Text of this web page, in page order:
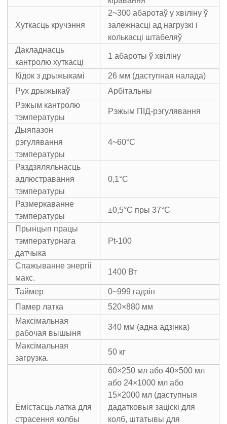
Хуткасць кручэння
2~300 абаротаў у хвіліну ў
залежнасці ад нагрузкі і
колькасці штабеляў
Дакладнасць
кантролю хуткасці
1 абароты ў хвіліну
Кідок з дрыжыкамі
26 мм (даступная налада)
Рух дрыжыкаў
Арбітальны
Рэжым кантролю
тэмпературы
Рэжым ПІД-рэгулявання
Дыяпазон
рэгулявання
тэмпературы
4~60°C
Раздзяляльнасць
адлюстравання
тэмпературы
0,1°C
Размеркаванне
тэмпературы
±0,5°C пры 37°C
Прынцып працы
тэмпературнага
датчыка
Pt-100
Спажыванне энергіі
макс.
1400 Вт
Таймер
0~999 гадзін
Памер латка
520×880 мм
Максімальная
рабочая вышыня
340 мм (адна адзінка)
Максімальная
загрузка.
50 кг
Ёмістасць латка для
страсення колбы
60×250 мл або 40×500 мл
або 24×1000 мл або
15×2000 мл (даступныя
дадатковыя заціскі для
колб, штатывы для